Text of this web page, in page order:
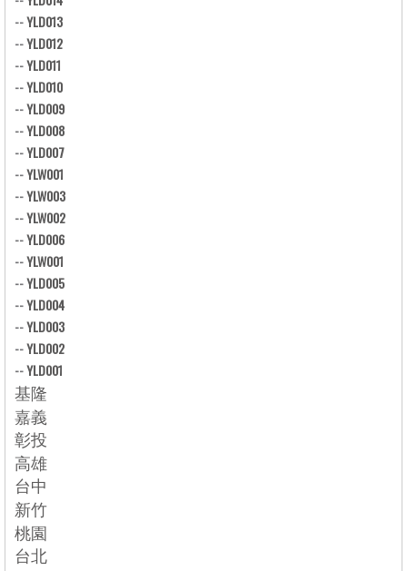
--YLD013
--YLD012
--YLD011
--YLD010
--YLD009
--YLD008
--YLD007
--YLW001
--YLW003
--YLW002
--YLD006
--YLW001
--YLD005
--YLD004
--YLD003
--YLD002
--YLD001
基隆
嘉義
彰投
高雄
台中
新竹
桃園
台北